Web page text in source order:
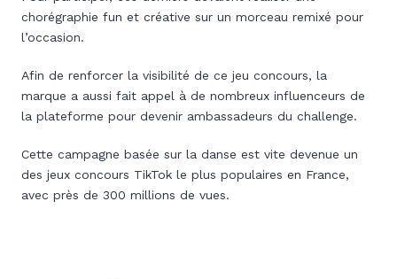
chorégraphie fun et créative sur un morceau remixé pour
l’occasion.
Afin de renforcer la visibilité de ce jeu concours, la
marque a aussi fait appel à de nombreux influenceurs de
la plateforme pour devenir ambassadeurs du challenge.
Cette campagne basée sur la danse est vite devenue un
des jeux concours TikTok le plus populaires en France,
avec près de 300 millions de vues.